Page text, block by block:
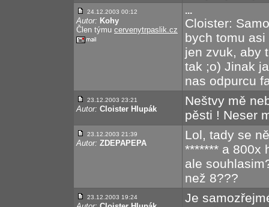
24.12.2003 00:12
Autor: Kohy
Člen týmu cervenytrpaslik.cz
...
Cloister:
bych tomu
jen zvuk, aby
tak ;o) Jinak
nas odpurcu
23.12.2003 23:21
Autor: Cloister Hlupák
Neštvy mě
pěsti ! Neser
23.12.2003 21:39
Autor: ZDEPAPEPA
Lol, tady se
******* a 800x
ale
než 8???
23.12.2003 19:24
Je